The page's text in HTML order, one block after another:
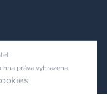
práva vyhrazena.